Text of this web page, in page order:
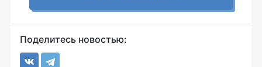
Поделитесь новостью: